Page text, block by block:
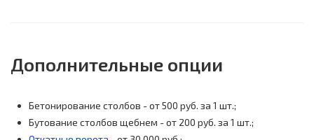
Дополнительные опции
Бетонирование столбов - от 500 руб. за 1 шт.;
Бутование столбов щебнем - от 200 руб. за 1 шт.;